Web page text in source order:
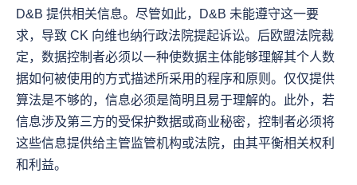
D&B 提供相关信息。尽管如此，D&B 未能遵守这一要
求，导致 CK 向维也纳行政法院提起诉讼。后欧盟法院裁
定，数据控制者必须以一种使数据主体能够理解其个人数
据如何被使用的方式描述所采用的程序和原则。仅仅提供
算法是不够的，信息必须是简明且易于理解的。此外，若
信息涉及第三方的受保护数据或商业秘密，控制者必须将
这些信息提供给主管监管机构或法院，由其平衡相关权利
和利益。